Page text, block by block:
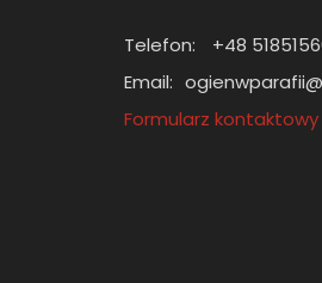
Telefon:
+48
Email:
Formularz kontaktowy